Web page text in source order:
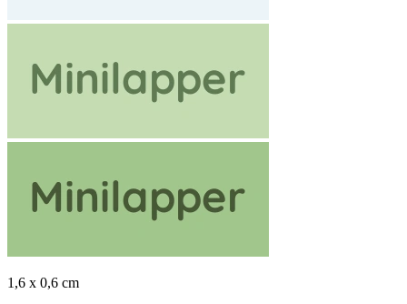
1,6 x 0,6 cm